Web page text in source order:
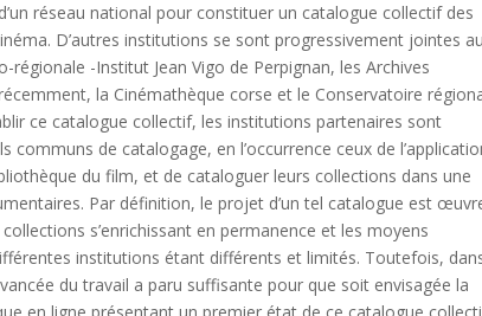
réseau national pour constituer un catalogue collectif des
D’autres institutions se sont progressivement jointes au
régionale -Institut Jean Vigo de Perpignan, les Archives
la Cinémathèque corse et le Conservatoire
ce catalogue collectif, les institutions partenaires sont
communs de catalogage, en l’occurrence ceux de
du film, et de cataloguer leurs collections dans une
Par définition, le projet d’un tel catalogue est
s’enrichissant en permanence et les moyens
institutions étant différents et limités. Toutefois,
du travail a paru suffisante pour que soit envisagée la